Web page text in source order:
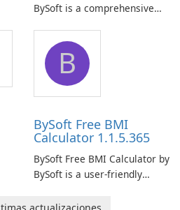
BySoft is a comprehensive
designed to help businesses
effectively manage their
network infrastructure.
B
BySoft Free BMI
Calculator 1.1.5.365
BySoft Free BMI Calculator by
BySoft is a user-friendly
designed to help you